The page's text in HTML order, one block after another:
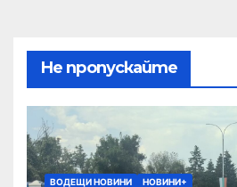
Не пропускайте
ВОДЕЩИ НОВИНИ НОВИНИ+